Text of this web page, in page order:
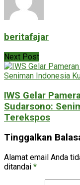
beritafajar
Next Post
IWS Gelar
Sudarsono:
Terekspos
Tinggalkan
Alamat email Anda
ditandai *